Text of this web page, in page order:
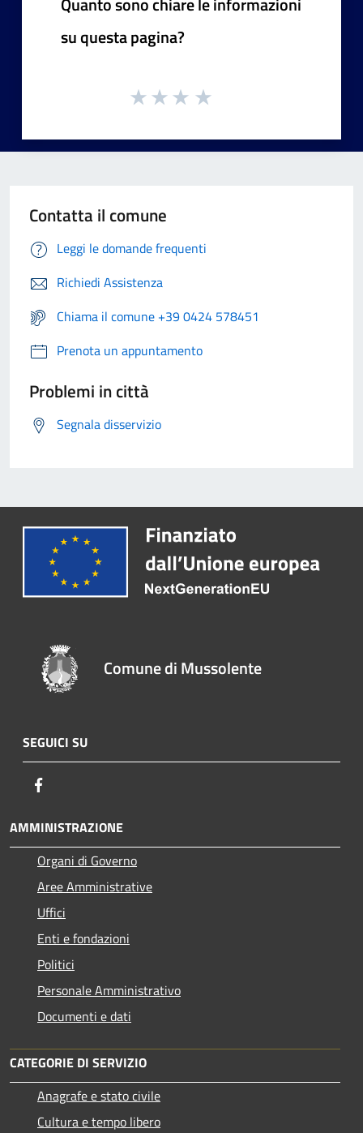
su questa pagina?
Contatta il comune
Leggi le domande frequenti
Richiedi Assistenza
Chiama il comune +39 0424 578451
Prenota un appuntamento
Problemi in città
Segnala disservizio
Comune di Mussolente
SEGUICI SU
AMMINISTRAZIONE
Organi di Governo
Aree Amministrative
Uffici
Enti e fondazioni
Politici
Personale Amministrativo
Documenti e dati
CATEGORIE DI SERVIZIO
Anagrafe e stato civile
Cultura e tempo libero